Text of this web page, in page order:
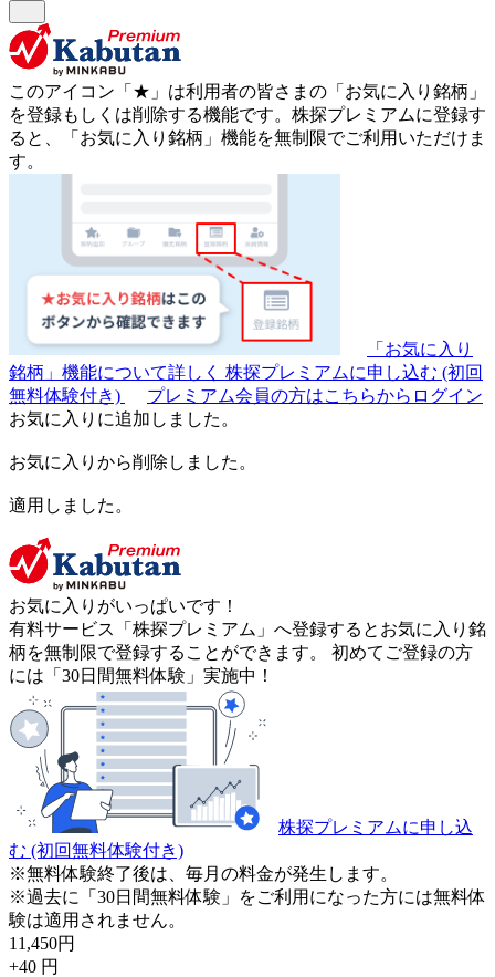
このアイコン 「★」 は利用者の皆さまの 「お気に入り銘柄」
を登録もしくは削除する機能です。 株探プレミアムに登録す
ると、「お気に入り銘柄」機能を無制限でご利用いただけま
す。
「お気に入り
銘柄」機能について詳しく 株探プレミアムに申し込む (初回
無料体験付き)
プレミアム会員の方はこちらからログイン
お気に入りに追加しました。
お気に入りから削除しました。
適用しました。
お気に入りがいっぱいです！
有料サービス「株探プレミアム」へ登録するとお気に入り銘
柄を無制限で登録することができます。 初めてご登録の方
には「30日間無料体験」実施中！
株探プレミアムに申し込
む (初回無料体験付き)
※無料体験終了後は、毎月の料金が発生します。
※過去に「30日間無料体験」をご利用になった方には無料体
験は適用されません。
11,450円
+40 円